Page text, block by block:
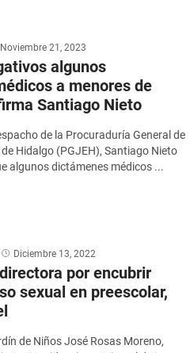
Noviembre 21, 2023
algunos
a menores de
Santiago Nieto
de la Procuraduría General de
Hidalgo (PGJEH), Santiago Nieto
algunos dictámenes médicos ...
Diciembre 13, 2022
por encubrir
sexual en preescolar,
de Niños José Rosas Moreno,